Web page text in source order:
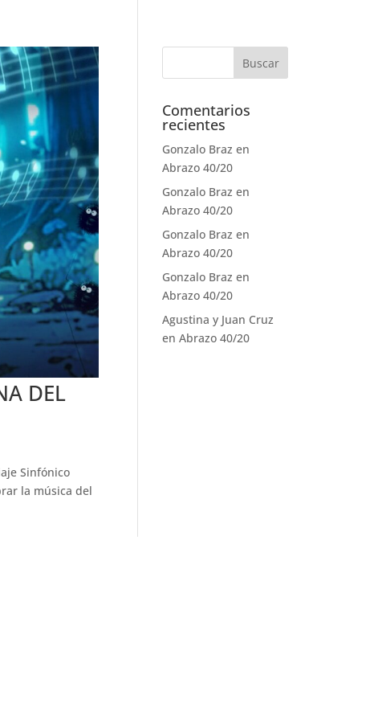
DEL
Sinfónico
la música del
Comentarios
recientes
Gonzalo Braz en
Abrazo 40/20
Gonzalo Braz en
Abrazo 40/20
Gonzalo Braz en
Abrazo 40/20
Gonzalo Braz en
Abrazo 40/20
Agustina y Juan Cruz
enAbrazo 40/20